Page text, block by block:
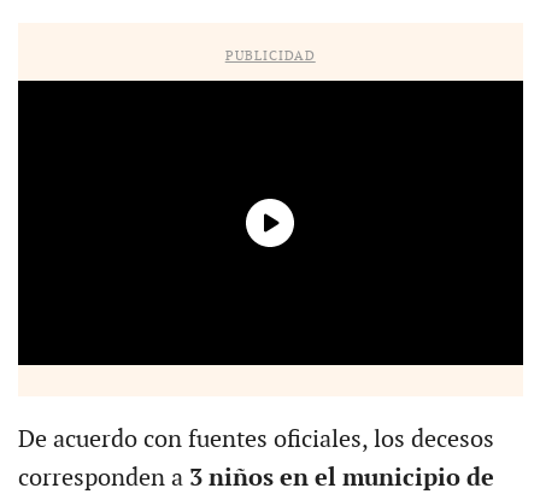
PUBLICIDAD
De acuerdo con fuentes oficiales, los decesos
corresponden a3 niños en el municipio de